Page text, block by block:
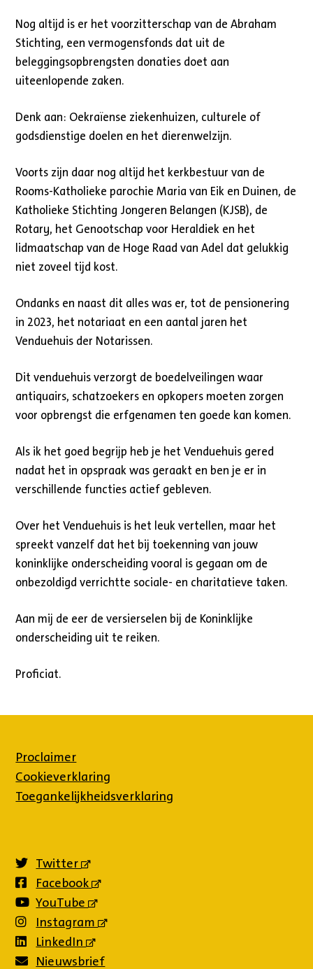
Nog altijd is er het voorzitterschap van de Abraham
Stichting, een vermogensfonds dat uit de
beleggingsopbrengsten donaties doet aan
uiteenlopende zaken.
Denk aan: Oekraïense ziekenhuizen, culturele of
godsdienstige doelen en het dierenwelzijn.
Voorts zijn daar nog altijd het kerkbestuur van de
Rooms-Katholieke parochie Maria van Eik en Duinen, de
Katholieke Stichting Jongeren Belangen (KJSB), de
Rotary, het Genootschap voor Heraldiek en het
lidmaatschap van de Hoge Raad van Adel dat gelukkig
niet zoveel tijd kost.
Ondanks en naast dit alles was er, tot de pensionering
in 2023, het notariaat en een aantal jaren het
Venduehuis der Notarissen.
Dit venduehuis verzorgt de boedelveilingen waar
antiquairs, schatzoekers en opkopers moeten zorgen
voor opbrengst die erfgenamen ten goede kan komen.
Als ik het goed begrijp heb je het Venduehuis gered
nadat het in opspraak was geraakt en ben je er in
verschillende functies actief gebleven.
Over het Venduehuis is het leuk vertellen, maar het
spreekt vanzelf dat het bij toekenning van jouw
koninklijke onderscheiding vooral is gegaan om de
onbezoldigd verrichtte sociale- en charitatieve taken.
Aan mij de eer de versierselen bij de Koninklijke
onderscheiding uit te reiken.
Proficiat.
Proclaimer
Cookieverklaring
Toegankelijkheidsverklaring
Twitter
(externe
link)
Facebook
(externe
YouTube
(externe
link)
Instagram
(externe
LinkedIn
(externe
link)
Nieuwsbrief